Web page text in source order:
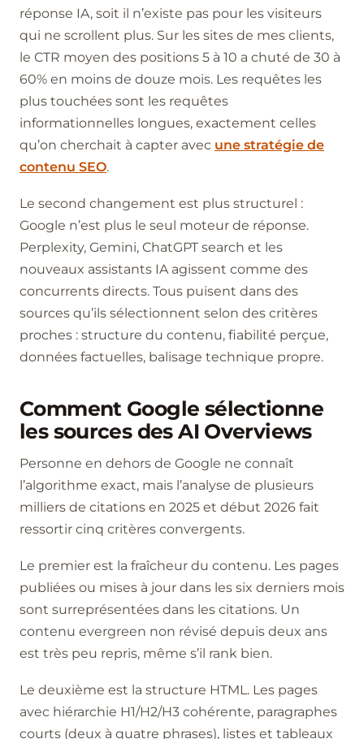
réponse IA, soit il n’existe pas pour les visiteurs
qui ne scrollent plus. Sur les sites de mes clients,
le CTR moyen des positions 5 à 10 a chuté de 30 à
60% en moins de douze mois. Les requêtes les
plus touchées sont les requêtes
informationnelles longues, exactement celles
qu’on cherchait à capter avec une stratégie de
contenu SEO.
Le second changement est plus structurel :
Google n’est plus le seul moteur de réponse.
Perplexity, Gemini, ChatGPT search et les
nouveaux assistants IA agissent comme des
concurrents directs. Tous puisent dans des
sources qu’ils sélectionnent selon des critères
proches : structure du contenu, fiabilité perçue,
données factuelles, balisage technique propre.
Comment Google sélectionne
les sources des AI Overviews
Personne en dehors de Google ne connaît
l’algorithme exact, mais l’analyse de plusieurs
milliers de citations en 2025 et début 2026 fait
ressortir cinq critères convergents.
Le premier est la fraîcheur du contenu. Les pages
publiées ou mises à jour dans les six derniers mois
sont surreprésentées dans les citations. Un
contenu evergreen non révisé depuis deux ans
est très peu repris, même s’il rank bien.
Le deuxième est la structure HTML. Les pages
avec hiérarchie H1/H2/H3 cohérente, paragraphes
courts (deux à quatre phrases), listes et tableaux